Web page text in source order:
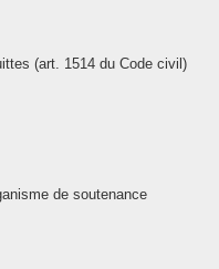
(art. 1514 du Code civil)
de soutenance